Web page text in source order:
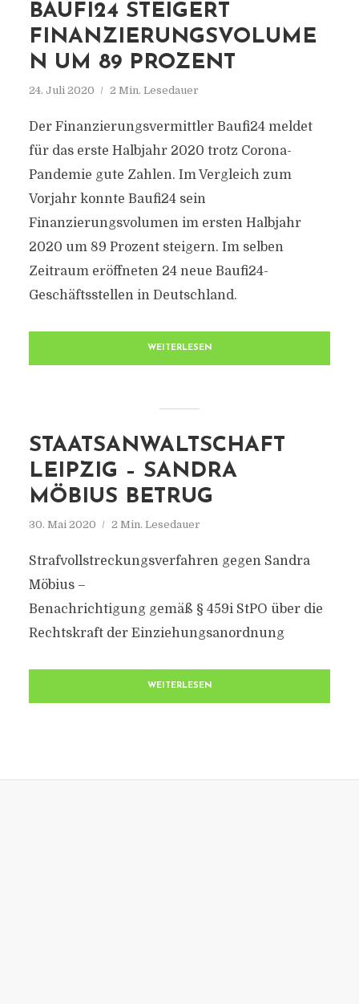
BAUFI24 STEIGERT
FINANZIERUNGSVOLUME
N UM 89 PROZENT
24. Juli 2020 2 Min. Lesedauer
Der Finanzierungsvermittler Baufi24 meldet
für das erste Halbjahr 2020 trotz Corona-
Pandemie gute Zahlen. Im Vergleich zum
Vorjahr konnte Baufi24 sein
Finanzierungsvolumen im ersten Halbjahr
2020 um 89 Prozent steigern. Im selben
Zeitraum eröffneten 24 neue Baufi24-
Geschäftsstellen in Deutschland.
WEITERLESEN
STAATSANWALTSCHAFT
LEIPZIG – SANDRA
MÖBIUS BETRUG
30. Mai 2020 2 Min. Lesedauer
Strafvollstreckungsverfahren gegen Sandra
Möbius –
Benachrichtigung gemäß § 459i StPO über die
Rechtskraft der Einziehungsanordnung
WEITERLESEN